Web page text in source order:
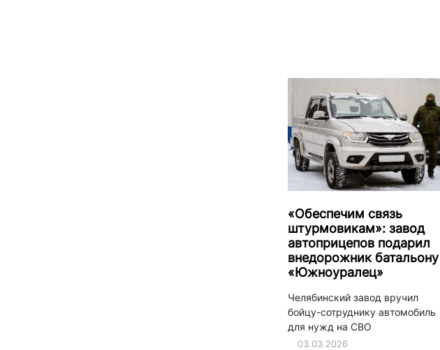
«Обеспечим связь
штурмовикам»: завод
автоприцепов подарил
внедорожник батальону
«Южноуралец»
Челябинский завод вручил
бойцу-сотруднику автомобиль
для нужд на СВО
03.03.2026